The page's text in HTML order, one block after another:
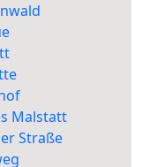
Malstatt
Straße